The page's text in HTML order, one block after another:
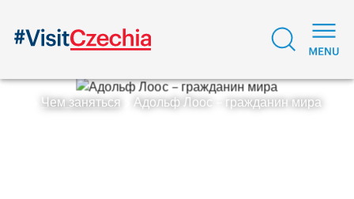
Чем заняться Адольф Лоос – гражданин мира